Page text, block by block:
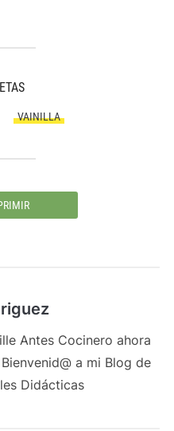
VAINILLA
Antes Cocinero ahora
a mi Blog de
Didácticas